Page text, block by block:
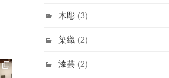
木彫 (3)
染織 (2)
漆芸 (2)